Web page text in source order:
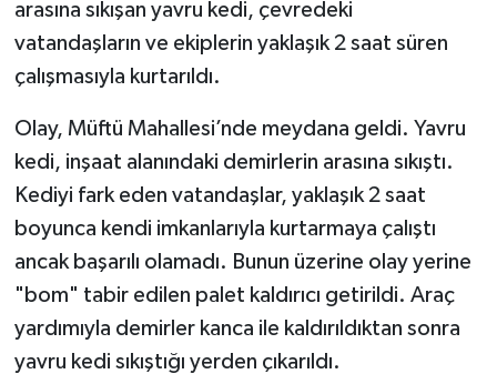
arasına sıkışan yavru kedi, çevredeki
vatandaşların ve ekiplerin yaklaşık 2 saat süren
çalışmasıyla kurtarıldı.
Olay, Müftü Mahallesi’nde meydana geldi. Yavru
kedi, inşaat alanındaki demirlerin arasına sıkıştı.
Kediyi fark eden vatandaşlar, yaklaşık 2 saat
boyunca kendi imkanlarıyla kurtarmaya çalıştı
ancak başarılı olamadı. Bunun üzerine olay yerine
"bom" tabir edilen palet kaldırıcı getirildi. Araç
yardımıyla demirler kanca ile kaldırıldıktan sonra
yavru kedi sıkıştığı yerden çıkarıldı.
haber ara
Günün Haberleri
Yazarlarımız
Tüm Makaleler
Tüm Haberler
Videolu Haberler
Son Dakika